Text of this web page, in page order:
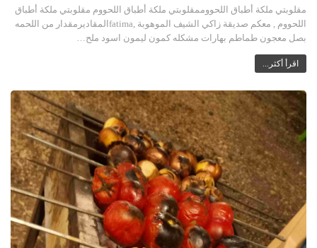
مقلوبتي ملكة أطباق اللحووممقلوبتي ملكة أطباق اللحووم مقلوبتي ملكة أطباق
اللحووم , معكم صديقة زاكي الشيف الموهوبة ,fatimaالمقاديرمقدار من اللحمه
بصل معجون طماطم بهارات مشكله كمون ليمون اسود ملح…
اقرأ أكثر...